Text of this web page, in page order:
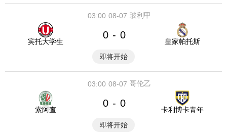
08-07
03:00 玻利甲
宾托大学生
0 - 0
皇家帕托斯
即将开始
08-07
03:00 哥伦乙
索阿查
0 - 0
卡利博卡青年
即将开始